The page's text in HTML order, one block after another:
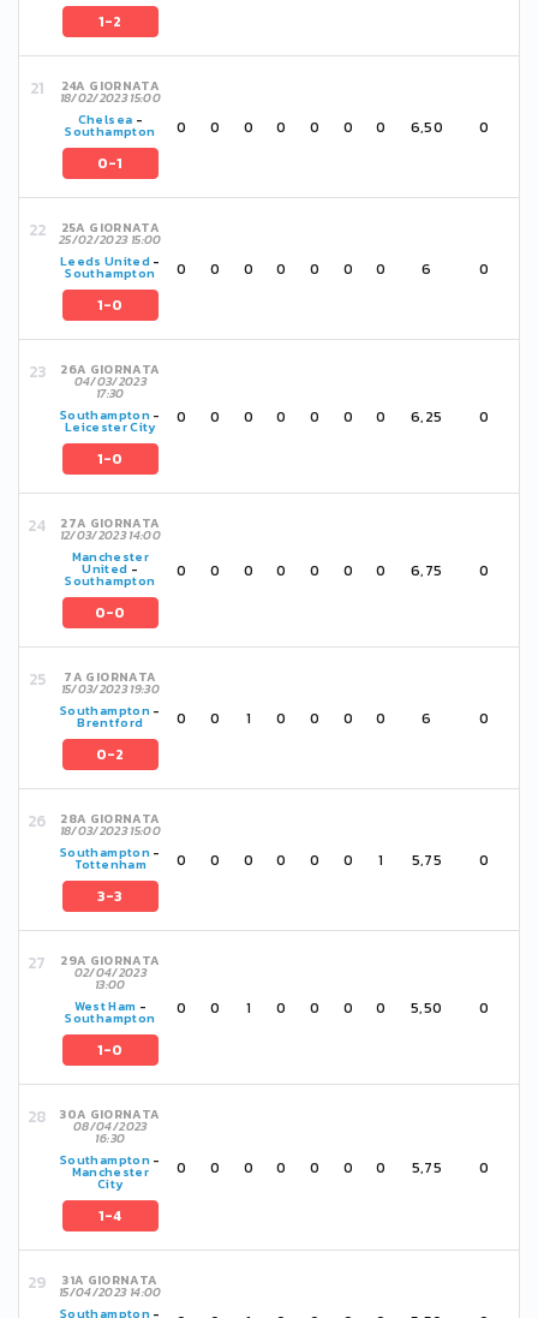
1-2
24A GIORNATA
18/02/2023 15:00
Chelsea -
Southampton
0-1
0 0 0 0 0 0 0 6,50 0
25A GIORNATA
25/02/2023 15:00
Leeds United -
Southampton
1-0
0 0 0 0 0 0 0 6 0
26A GIORNATA
04/03/2023
17:30
Southampton-
Leicester City
1-0
0 0 0 0 0 0 0 6,25 0
27A GIORNATA
12/03/2023 14:00
Manchester
United -
Southampton
0-0
0 0 0 0 0 0 0 6,75 0
7A GIORNATA
15/03/2023 19:30
Southampton-
Brentford
0-2
0 0 1 0 0 0 0 6 0
28A GIORNATA
18/03/2023 15:00
Southampton-
Tottenham
3-3
0 0 0 0 0 0 1 5,75 0
29A GIORNATA
02/04/2023
13:00
West Ham -
Southampton
1-0
0 0 1 0 0 0 0 5,50 0
30A GIORNATA
08/04/2023
16:30
Southampton-
Manchester
City
1-4
0 0 0 0 0 0 0 5,75 0
31A GIORNATA
15/04/2023 14:00
Southampton-